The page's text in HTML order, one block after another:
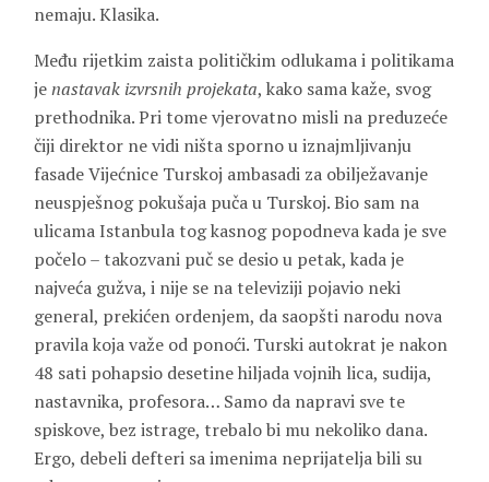
nemaju. Klasika.
Među rijetkim zaista političkim odlukama i politikama
jenastavak izvrsnih projekata, kako sama kaže, svog
prethodnika. Pri tome vjerovatno misli na preduzeće
čiji direktor ne vidi ništa sporno u iznajmljivanju
fasade Vijećnice Turskoj ambasadi za obilježavanje
neuspješnog pokušaja puča u Turskoj. Bio sam na
ulicama Istanbula tog kasnog popodneva kada je sve
počelo – takozvani puč se desio u petak, kada je
najveća gužva, i nije se na televiziji pojavio neki
general, prekićen ordenjem, da saopšti narodu nova
pravila koja važe od ponoći. Turski autokrat je nakon
48 sati pohapsio desetine hiljada vojnih lica, sudija,
nastavnika, profesora… Samo da napravi sve te
spiskove, bez istrage, trebalo bi mu nekoliko dana.
Ergo, debeli defteri sa imenima neprijatelja bili su